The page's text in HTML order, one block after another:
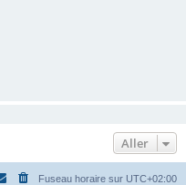
Aller
Fuseau horaire sur UTC+02:00